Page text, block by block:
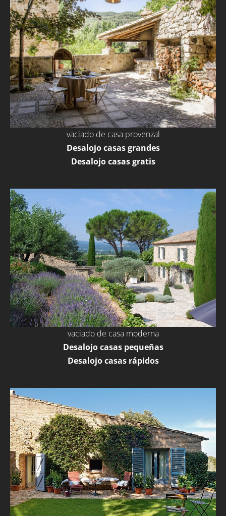
vaciado de casa provenzal
Desalojo casas grandes
Desalojo casas gratis
vaciado de casa moderna
Desalojo casas pequeñas
Desalojo casas rápidos